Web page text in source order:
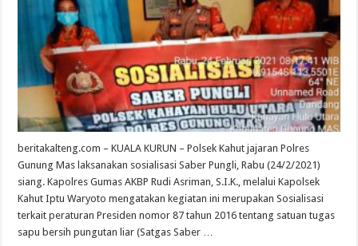
beritakalteng.com – KUALA KURUN – Polsek Kahut jajaran Polres
Gunung Mas laksanakan sosialisasi Saber Pungli, Rabu (24/2/2021)
siang. Kapolres Gumas AKBP Rudi Asriman, S.I.K., melalui Kapolsek
Kahut Iptu Waryoto mengatakan kegiatan ini merupakan Sosialisasi
terkait peraturan Presiden nomor 87 tahun 2016 tentang satuan tugas
sapu bersih pungutan liar (Satgas Saber …